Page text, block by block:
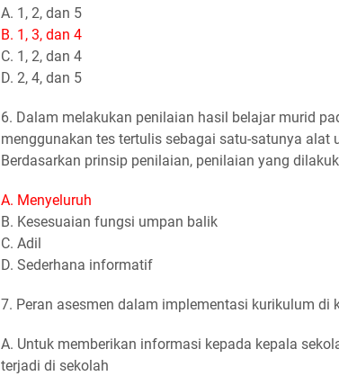
A. 1, 2, dan 5
B. 1, 3, dan 4
C. 1, 2, dan 4
D. 2, 4, dan 5
6. Dalam melakukan penilaian hasil belajar murid
menggunakan tes tertulis sebagai satu-satunya alat
Berdasarkan prinsip penilaian, penilaian yang
A. Menyeluruh
B. Kesesuaian fungsi umpan balik
C. Adil
D. Sederhana informatif
7. Peran asesmen dalam implementasi kurikulum di
A. Untuk memberikan informasi kepada kepala
terjadi di sekolah